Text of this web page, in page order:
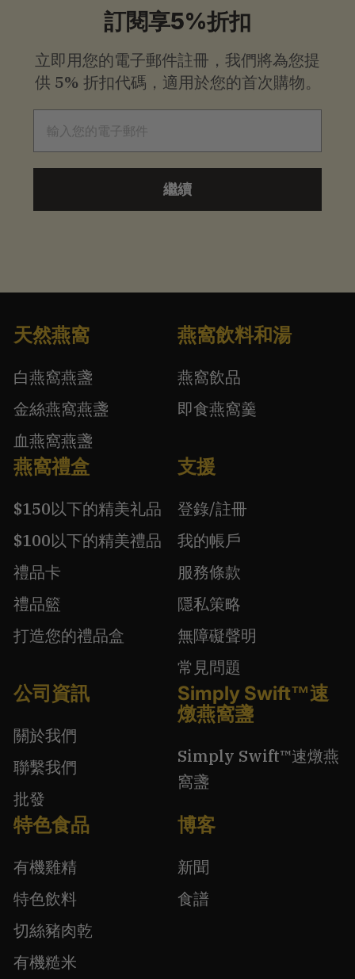
訂閱享5%折扣
立即用您的電子郵件註冊，我們將為您提
供 5% 折扣代碼，適用於您的首次購物。
繼續
天然燕窩
白燕窩燕盞
金絲燕窩燕盞
血燕窩燕盞
燕窩飲料和湯
燕窩飲品
即食燕窩羹
燕窩禮盒
$150以下的精美礼品
$100以下的精美禮品
禮品卡
禮品籃
打造您的禮品盒
支援
登錄/註冊
我的帳戶
服務條款
隱私策略
無障礙聲明
常見問題
公司資訊
關於我們
聯繫我們
批發
Simply Swift™速
燉燕窩盞
Simply Swift™速燉燕
窩盞
特色食品
有機雞精
特色飲料
切絲豬肉乾
有機糙米
博客
新聞
食譜